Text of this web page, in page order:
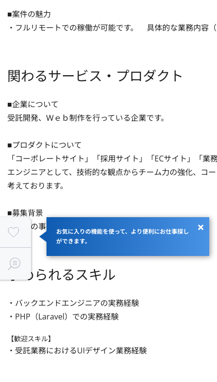
お気に入りの機能を使って、より便利にお仕事探し
ができます。
■案件の魅力
・フルリモートでの稼働が可能です。	具体的な業
関わるサービス・プロダクト
■企業について
受託開発、Ｗｅｂ制作を行っている企業です。
■プロダクトについて
「コーポレートサイト」「採用サイト」「ECサイト」「
エンジニアとして、技術的な観点からチーム力の強化、コ
考えております。
■募集背景
親会社の事業拡大における人員増員
求められるスキル
・バックエンドエンジニアの実務経験
・PHP（Laravel）での実務経験
【歓迎スキル】
・受託業務におけるUIデザイン業務経験